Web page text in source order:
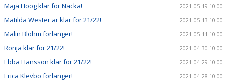
Maja Höög klar för Nacka! 2021-05-19 10:00
Matilda Wester är klar för 21/22! 2021-05-13 10:00
Malin Blohm förlänger! 2021-05-11 10:00
Ronja klar för 21/22! 2021-04-30 10:00
Ebba Hansson klar för 21/22! 2021-04-29 10:00
Erica Klevbo förlänger! 2021-04-28 10:00